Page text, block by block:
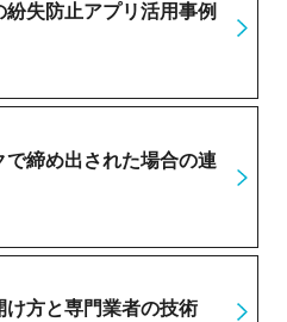
失防止アプリ活用事例
締め出された場合の連
方と専門業者の技術